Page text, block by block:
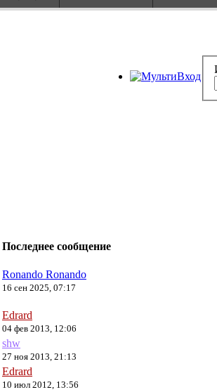
Последнее сообщение
Ronando Ronando
16 сен 2025, 07:17
Edrard
04 фев 2013, 12:06
shw
27 ноя 2013, 21:13
Edrard
10 июл 2012, 13:56